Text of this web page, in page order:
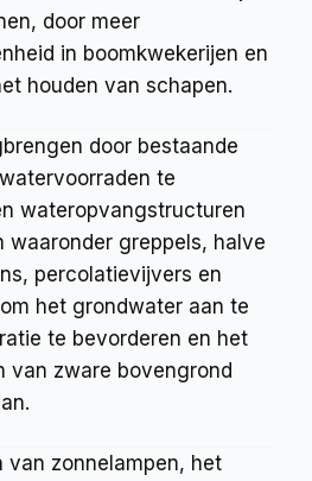
door meer
in boomkwekerijen en
houden van schapen.
door bestaande
te
wateropvangstructuren
waaronder greppels, halve
percolatievijvers en
het grondwater aan te
te bevorderen en het
van zware bovengrond
van zonnelampen, het